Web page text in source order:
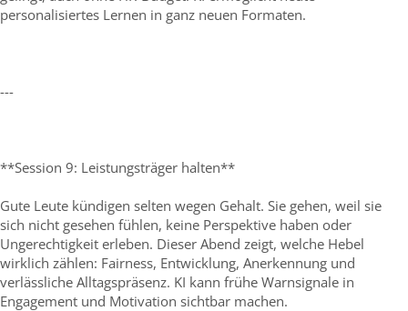
personalisiertes Lernen in ganz neuen Formaten.
---
**Session 9: Leistungsträger halten**
Gute Leute kündigen selten wegen Gehalt. Sie gehen, weil sie
sich nicht gesehen fühlen, keine Perspektive haben oder
Ungerechtigkeit erleben. Dieser Abend zeigt, welche Hebel
wirklich zählen: Fairness, Entwicklung, Anerkennung und
verlässliche Alltagspräsenz. KI kann frühe Warnsignale in
Engagement und Motivation sichtbar machen.